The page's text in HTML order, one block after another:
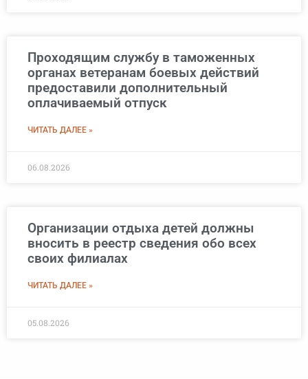
Проходящим службу в таможенных
органах ветеранам боевых действий
предоставили дополнительный
оплачиваемый отпуск
ЧИТАТЬ ДАЛЕЕ »
06.08.2026
Организации отдыха детей должны
вносить в реестр сведения обо всех
своих филиалах
ЧИТАТЬ ДАЛЕЕ »
05.08.2026